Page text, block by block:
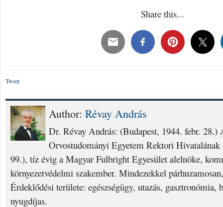
Share this...
Tweet
Author: Révay András
Dr. Révay András: (Budapest, 1944. febr. 28.)
Orvostudományi Egyetem Rektori Hivatalának
99.), tíz évig a Magyar Fulbright Egyesület alelnöke,
környezetvédelmi szakember. Mindezekkel
Érdeklődési területe: egészségügy, utazás,
nyugdíjas.